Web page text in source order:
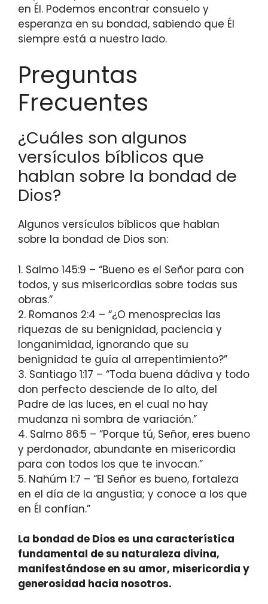
en Él. Podemos encontrar consuelo y
esperanza en su bondad, sabiendo que Él
siempre está a nuestro lado.
Preguntas
Frecuentes
¿Cuáles son algunos
versículos bíblicos que
hablan sobre la bondad de
Dios?
Algunos versículos bíblicos que hablan
sobre la bondad de Dios son:
1. Salmo 145:9 – “Bueno es el Señor para con
todos, y sus misericordias sobre todas sus
obras.”
2. Romanos 2:4 – “¿O menosprecias las
riquezas de su benignidad, paciencia y
longanimidad, ignorando que su
benignidad te guía al arrepentimiento?”
3. Santiago 1:17 – “Toda buena dádiva y todo
don perfecto desciende de lo alto, del
Padre de las luces, en el cual no hay
mudanza ni sombra de variación.”
4. Salmo 86:5 – “Porque tú, Señor, eres bueno
y perdonador, abundante en misericordia
para con todos los que te invocan.”
5. Nahúm 1:7 – “El Señor es bueno, fortaleza
en el día de la angustia; y conoce a los que
en Él confían.”
La bondad de Dios es una característica
fundamental de su naturaleza divina,
manifestándose en su amor, misericordia y
generosidad hacia nosotros.